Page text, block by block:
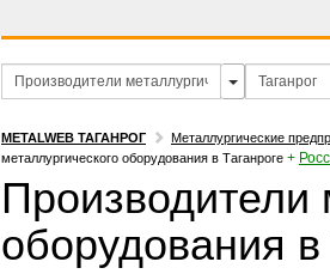
METALWEB ТАГАНРОГ Металлургические
металлургического оборудования в Таганроге +
Производители
оборудования в